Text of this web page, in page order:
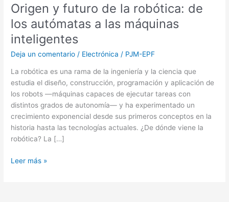
Origen y futuro de la robótica: de
los autómatas a las máquinas
inteligentes
Deja un comentario / Electrónica / PJM-EPF
La robótica es una rama de la ingeniería y la ciencia que
estudia el diseño, construcción, programación y aplicación de
los robots —máquinas capaces de ejecutar tareas con
distintos grados de autonomía— y ha experimentado un
crecimiento exponencial desde sus primeros conceptos en la
historia hasta las tecnologías actuales. ¿De dónde viene la
robótica? La […]
Leer más »